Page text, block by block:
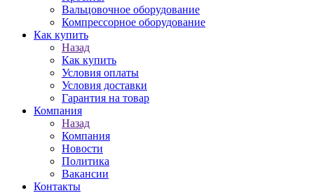
Вальцовочное оборудование
Компрессорное оборудование
Как купить
Назад
Как купить
Условия оплаты
Условия доставки
Гарантия на товар
Компания
Назад
Компания
Новости
Политика
Вакансии
Контакты